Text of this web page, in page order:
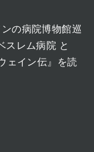
ンの病院博物館巡
スレム病院 と
ェイン伝』を読